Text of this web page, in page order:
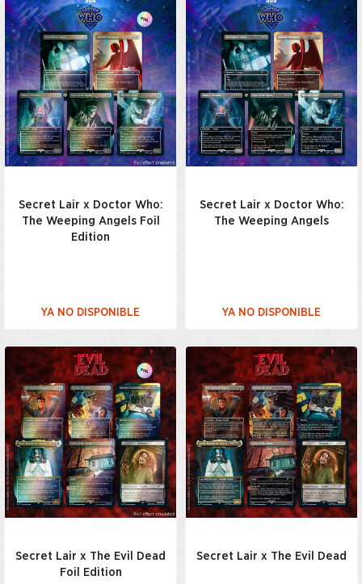
Secret Lair x Doctor Who:
The Weeping Angels Foil
Edition
YA NO DISPONIBLE
Secret Lair x Doctor Who:
The Weeping Angels
YA NO DISPONIBLE
Secret Lair x The Evil Dead
Foil Edition
Secret Lair x The Evil Dead